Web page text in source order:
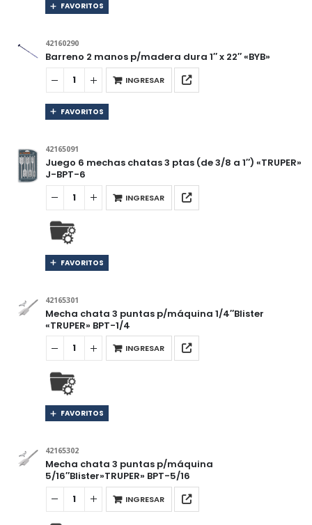
FAVORITOS
42160290
Barreno 2 manos p/madera dura 1″ x 22″ «BYB»
INGRESAR
FAVORITOS
42165091
Juego 6 mechas chatas 3 ptas (de 3/8 a 1″) «TRUPER»
J-BPT-6
INGRESAR
FAVORITOS
42165301
Mecha chata 3 puntas p/máquina 1/4″Blister
«TRUPER» BPT-1/4
INGRESAR
FAVORITOS
42165302
Mecha chata 3 puntas p/máquina
5/16″Blister»TRUPER» BPT-5/16
INGRESAR